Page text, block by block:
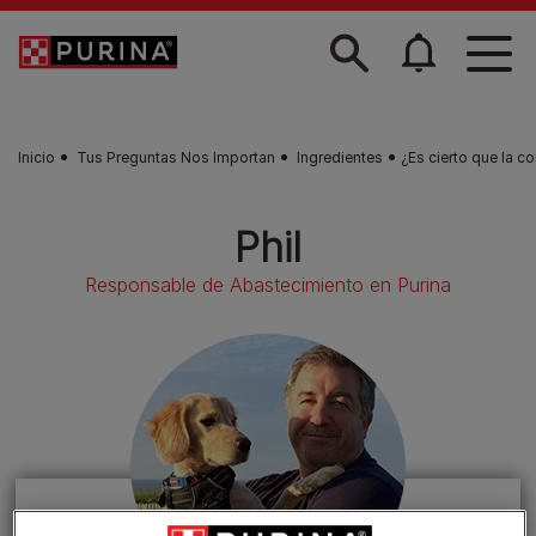
Skip to main content
Inicio Tus Preguntas Nos Importan Ingredientes ¿Es cierto que la
Phil
Responsable de Abastecimiento en Purina